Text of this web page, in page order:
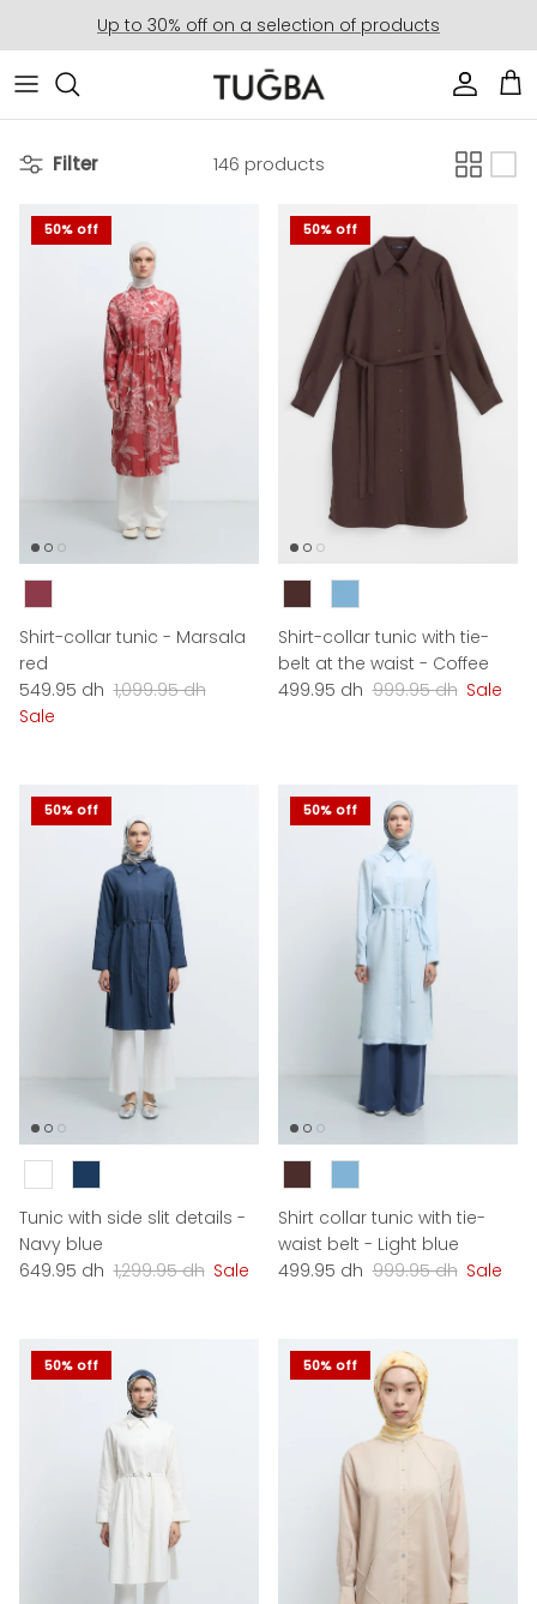
Up to 30% off on a selection of products
Account
Filter 146 products
50% off
Shirt-collar tunic - Marsala
red
Sale price
549.95 dh Regular price
1,099.95 dh
Sale
50% off
Shirt-collar tunic with tie-
belt at the waist - Coffee
Sale price
499.95 dh Regular price
999.95 dh Sale
50% off
Tunic with side slit details -
Navy blue
Sale price
649.95 dh Regular price
1,299.95 dh Sale
50% off
Shirt collar tunic with tie-
waist belt - Light blue
Sale price
499.95 dh Regular price
999.95 dh Sale
50% off 50% off